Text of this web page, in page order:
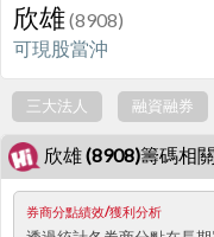
欣雄(8908)
可現股當沖
三大法人 融資融券
欣雄 (8908)籌碼相
券商分點績效/獲利分析